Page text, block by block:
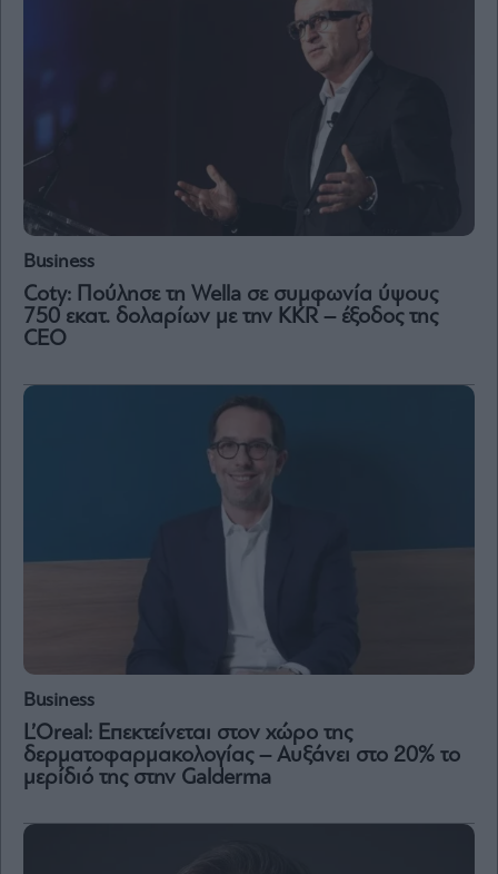
Business
Coty: Πούλησε τη Wella σε συμφωνία ύψους
750 εκατ. δολαρίων με την KKR – έξοδος της
CEO
Business
L’Oreal: Επεκτείνεται στον χώρο της
δερματοφαρμακολογίας – Αυξάνει στο 20% το
μερίδιό της στην Galderma